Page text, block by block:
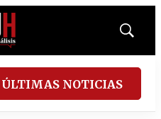
Mostrar
ÚLTIMAS NOTICIAS